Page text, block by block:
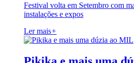
Festival volta em Setembro com
instalações e expos
Ler mais+